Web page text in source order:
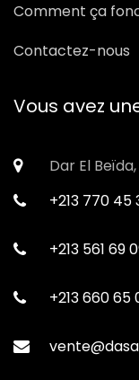
Comment ça
Contactez-nous
Vous avez
Dar El
+213 770 45
+213 561 69
+213 660 65